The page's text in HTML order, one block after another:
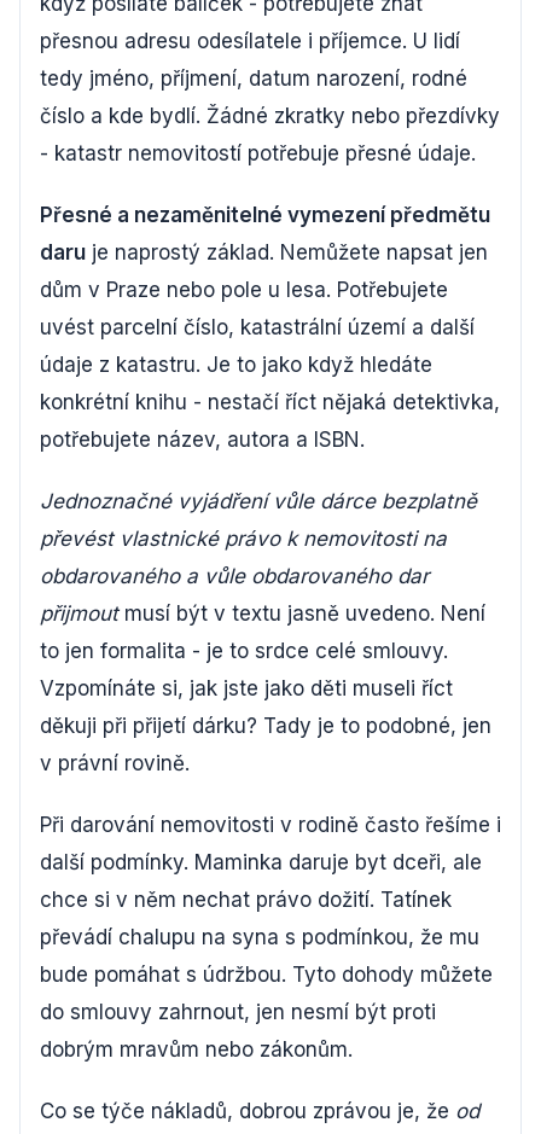
přesnou adresu odesílatele i příjemce. U lidí
tedy jméno, příjmení, datum narození, rodné
číslo a kde bydlí. Žádné zkratky nebo přezdívky
- katastr nemovitostí potřebuje přesné údaje.
Přesné a nezaměnitelné vymezení předmětu
daru je naprostý základ. Nemůžete napsat jen
dům v Praze nebo pole u lesa. Potřebujete
uvést parcelní číslo, katastrální území a další
údaje z katastru. Je to jako když hledáte
konkrétní knihu - nestačí říct nějaká detektivka,
potřebujete název, autora a ISBN.
Jednoznačné vyjádření vůle dárce bezplatně
převést vlastnické právo k nemovitosti na
obdarovaného a vůle obdarovaného dar
přijmoutmusí být v textu jasně uvedeno. Není
to jen formalita - je to srdce celé smlouvy.
Vzpomínáte si, jak jste jako děti museli říct
děkuji při přijetí dárku? Tady je to podobné, jen
v právní rovině.
Při darování nemovitosti v rodině často řešíme i
další podmínky. Maminka daruje byt dceři, ale
chce si v něm nechat právo dožití. Tatínek
převádí chalupu na syna s podmínkou, že mu
bude pomáhat s údržbou. Tyto dohody můžete
do smlouvy zahrnout, jen nesmí být proti
dobrým mravům nebo zákonům.
Co se týče nákladů, dobrou zprávou je, že od